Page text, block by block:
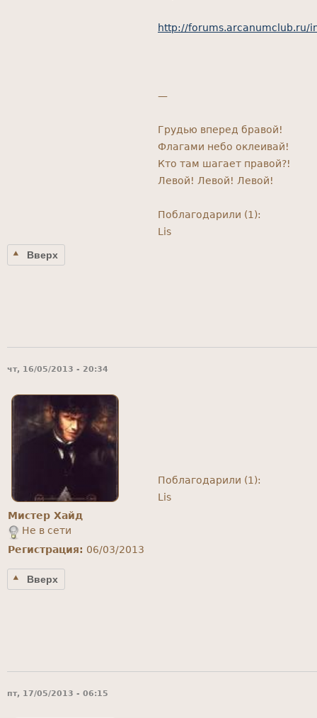
http://forums.arcanumclub.ru/
—
Грудью вперед бравой!
Флагами небо оклеивай!
Кто там шагает правой?!
Левой! Левой! Левой!
Поблагодарили (1):
Lis
Вверх
чт, 16/05/2013 - 20:34
Мистер Хайд
Не в сети
Регистрация: 06/03/2013
Поблагодарили (1):
Lis
Вверх
пт, 17/05/2013 - 06:15